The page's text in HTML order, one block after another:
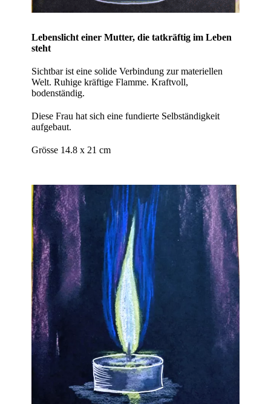
Lebenslicht einer Mutter, die tatkräftig im Leben
steht
Sichtbar ist eine solide Verbindung zur materiellen
Welt. Ruhige kräftige Flamme. Kraftvoll,
bodenständig.
Diese Frau hat sich eine fundierte Selbständigkeit
aufgebaut.
Grösse 14.8 x 21 cm